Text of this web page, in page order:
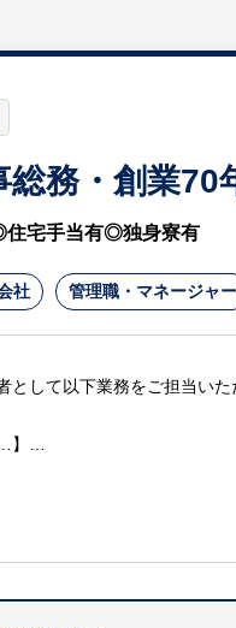
総務・創業70
宅手当有◎独身寮有
社 管理職・マネージャー
として以下業務をご担当いた
】
（人事評価制度、勤怠管理